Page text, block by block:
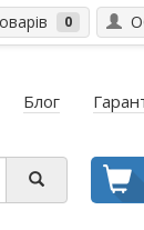
0
Блог